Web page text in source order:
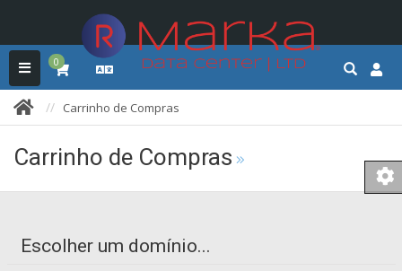
0
Carrinho de Compras
Carrinho de Compras
Escolher um domínio...